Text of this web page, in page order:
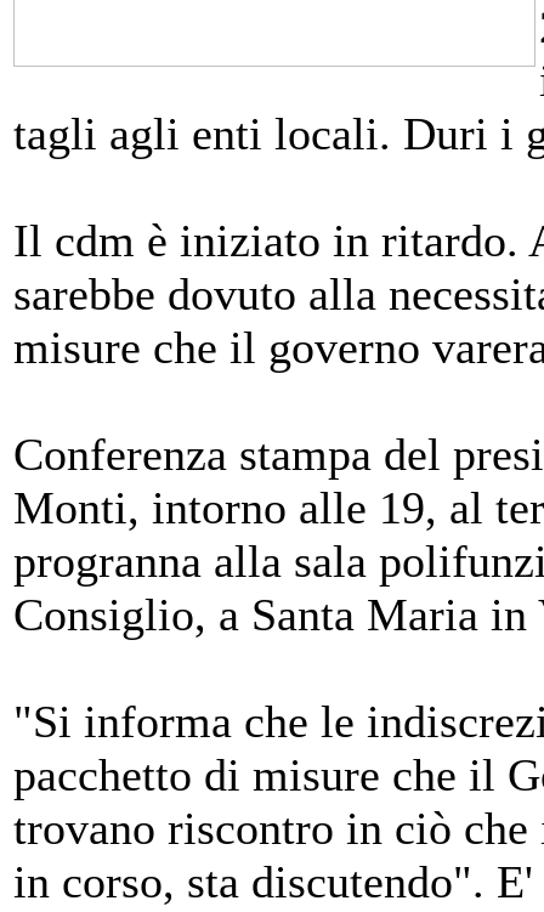
tagli agli enti locali. Duri i
Il cdm è iniziato in ritardo.
sarebbe dovuto alla
misure che il governo
Conferenza stampa del
Monti, intorno alle 19, al
progranna alla sala
Consiglio, a Santa Maria in
"Si informa che le
pacchetto di misure che il
trovano riscontro in ciò
in corso, sta discutendo".